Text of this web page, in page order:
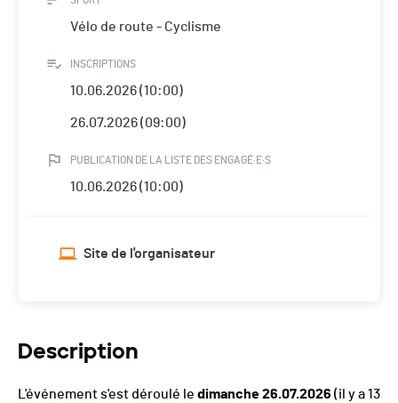
Vélo de route - Cyclisme
INSCRIPTIONS
10.06.2026 (10:00)
26.07.2026 (09:00)
PUBLICATION DE LA LISTE DES ENGAGÉ·E·S
10.06.2026 (10:00)
Site de l'organisateur
Description
L'événement s'est déroulé le dimanche 26.07.2026 (il y a 13